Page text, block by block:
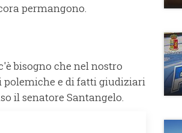
permangono.
bisogno che nel nostro
polemiche e di fatti giudiziari
il senatore Santangelo.